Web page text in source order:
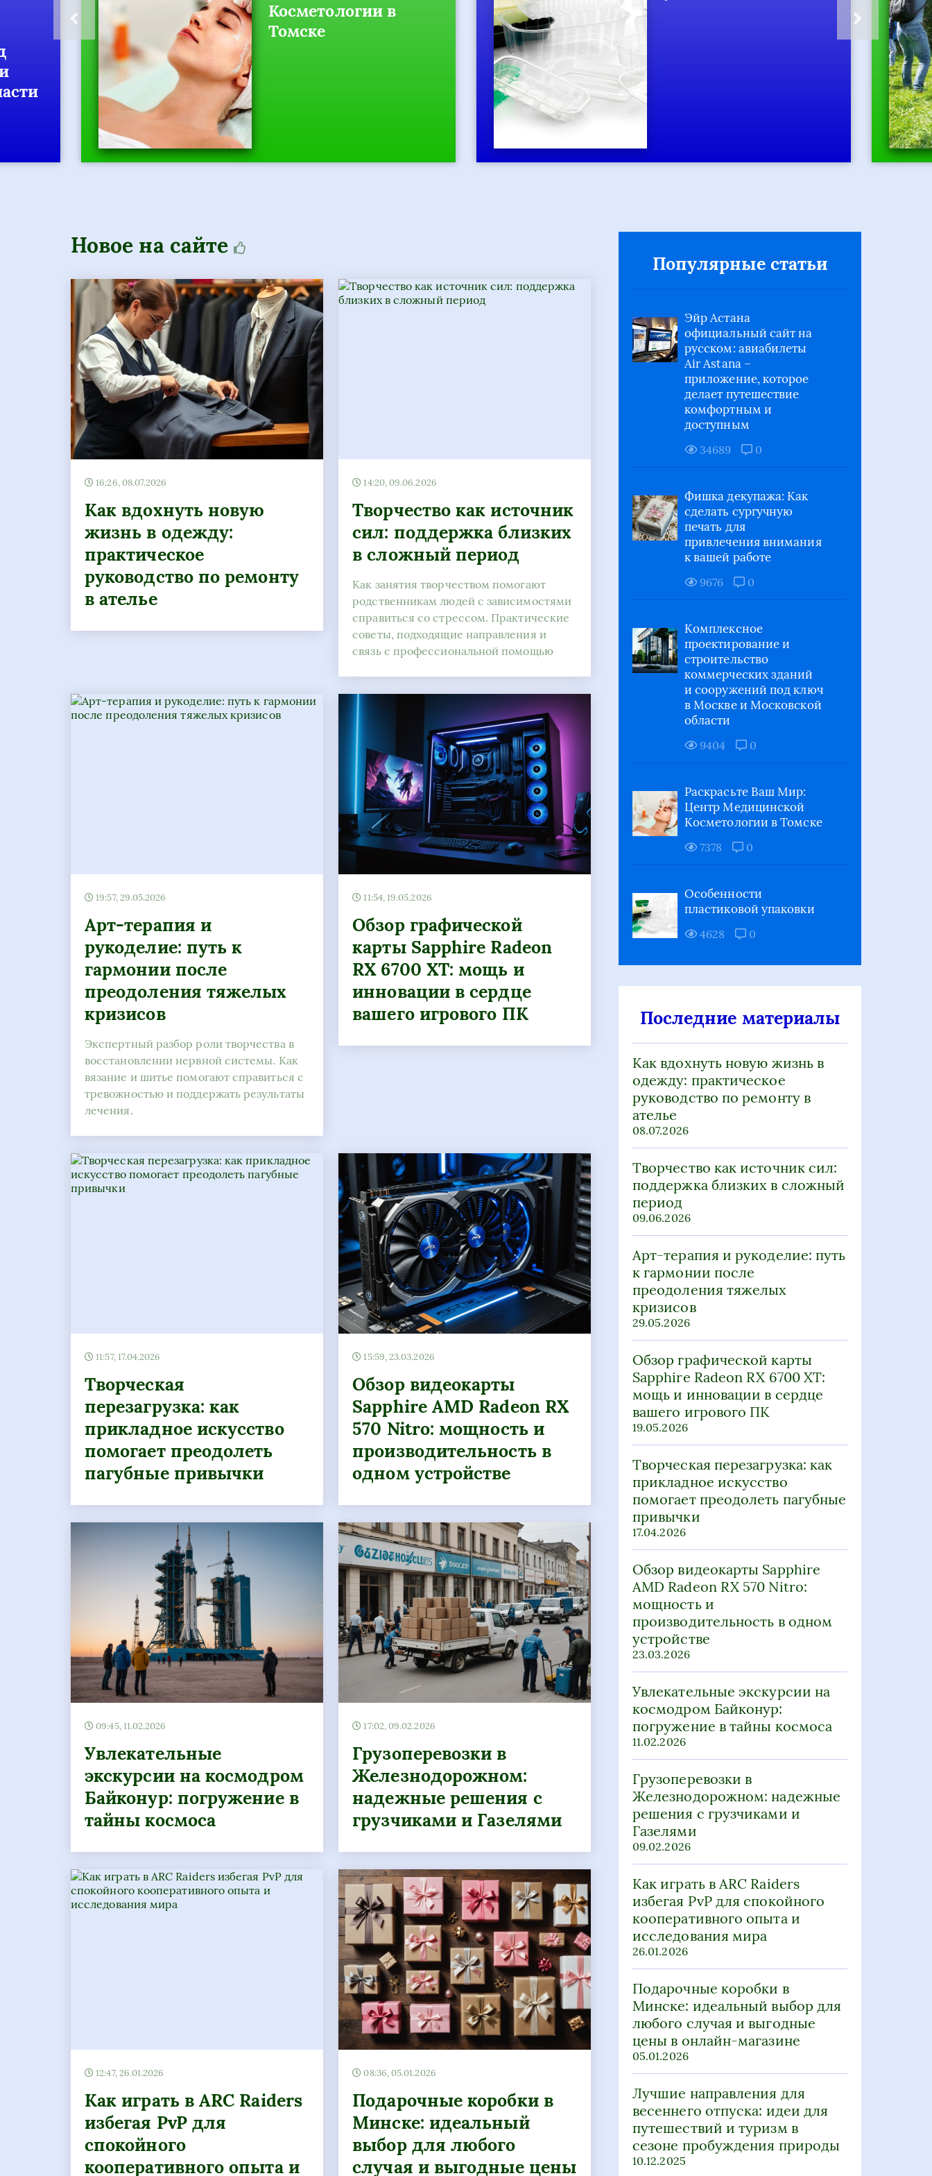
Новое на сайте
16:26, 08.07.2026
Как вдохнуть новую
жизнь в одежду:
практическое
руководство по ремонту
в ателье
14:20, 09.06.2026
Творчество как источник
сил: поддержка близких
в сложный период
Как занятия творчеством помогают
родственникам людей с зависимостями
справиться со стрессом. Практические
советы, подходящие направления и
связь с профессиональной помощью
19:57, 29.05.2026
Арт-терапия и
рукоделие: путь к
гармонии после
преодоления тяжелых
кризисов
Экспертный разбор роли творчества в
восстановлении нервной системы. Как
вязание и шитье помогают справиться с
тревожностью и поддержать результаты
лечения.
11:54, 19.05.2026
Обзор графической
карты Sapphire Radeon
RX 6700 XT: мощь и
инновации в сердце
вашего игрового ПК
11:57, 17.04.2026
Творческая
перезагрузка: как
прикладное искусство
помогает преодолеть
пагубные привычки
15:59, 23.03.2026
Обзор видеокарты
Sapphire AMD Radeon RX
570 Nitro: мощность и
производительность в
одном устройстве
09:45, 11.02.2026
Увлекательные
экскурсии на космодром
Байконур: погружение в
тайны космоса
17:02, 09.02.2026
Грузоперевозки в
Железнодорожном:
надежные решения с
грузчиками и Газелями
12:47, 26.01.2026
Как играть в ARC Raiders
избегая PvP для
спокойного
кооперативного опыта и
08:36, 05.01.2026
Подарочные коробки в
Минске: идеальный
выбор для любого
случая и выгодные цены
Популярные статьи
Эйр Астана
официальный сайт на
русском: авиабилеты
Air Astana –
приложение, которое
делает путешествие
комфортным и
доступным
34689 0
Фишка декупажа: Как
сделать сургучную
печать для
привлечения внимания
к вашей работе
9676 0
Комплексное
проектирование и
строительство
коммерческих зданий
и сооружений под ключ
в Москве и Московской
области
9404 0
Раскрасьте Ваш Мир:
Центр Медицинской
Косметологии в Томске
7378 0
Особенности
пластиковой упаковки
4628 0
Последние материалы
Как вдохнуть новую жизнь в
одежду: практическое
руководство по ремонту в
ателье
08.07.2026
Творчество как источник сил:
поддержка близких в сложный
период
09.06.2026
Арт-терапия и рукоделие: путь
к гармонии после
преодоления тяжелых
кризисов
29.05.2026
Обзор графической карты
Sapphire Radeon RX 6700 XT:
мощь и инновации в сердце
вашего игрового ПК
19.05.2026
Творческая перезагрузка: как
прикладное искусство
помогает преодолеть пагубные
привычки
17.04.2026
Обзор видеокарты Sapphire
AMD Radeon RX 570 Nitro:
мощность и
производительность в одном
устройстве
23.03.2026
Увлекательные экскурсии на
космодром Байконур:
погружение в тайны космоса
11.02.2026
Грузоперевозки в
Железнодорожном: надежные
решения с грузчиками и
Газелями
09.02.2026
Как играть в ARC Raiders
избегая PvP для спокойного
кооперативного опыта и
исследования мира
26.01.2026
Подарочные коробки в
Минске: идеальный выбор для
любого случая и выгодные
цены в онлайн-магазине
05.01.2026
Лучшие направления для
весеннего отпуска: идеи для
путешествий и туризм в
сезоне пробуждения природы
10.12.2025